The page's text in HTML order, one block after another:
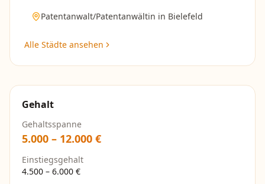
Patentanwalt/Patentanwältin in Bielefeld
Alle Städte ansehen
Gehalt
Gehaltsspanne
5.000 – 12.000 €
Einstiegsgehalt
4.500 – 6.000 €